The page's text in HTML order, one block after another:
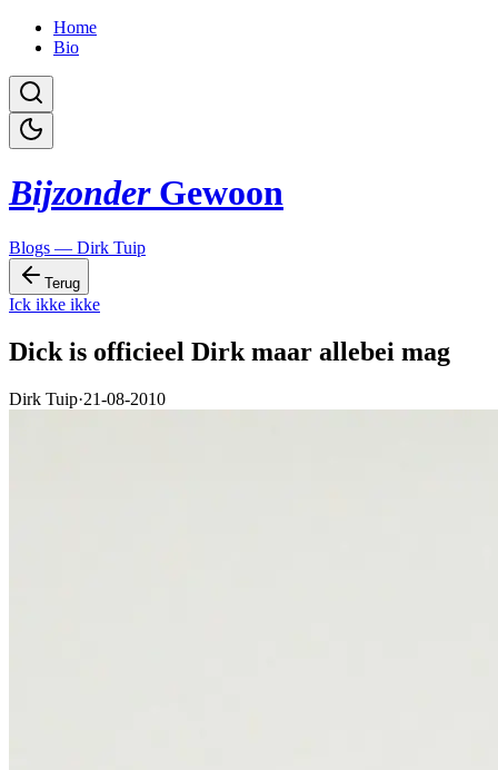
Home
Bio
Bijzonder Gewoon
Blogs — Dirk Tuip
Terug
Ick ikke ikke
Dick is officieel Dirk maar allebei mag
Dirk Tuip·21-08-2010